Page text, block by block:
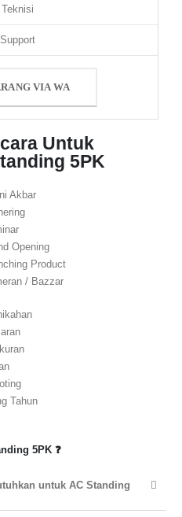
VIA WA
Untuk
5PK
Akbar
Opening
Product
/ Bazzar
Tahun
5PK ❓
untuk AC Standing